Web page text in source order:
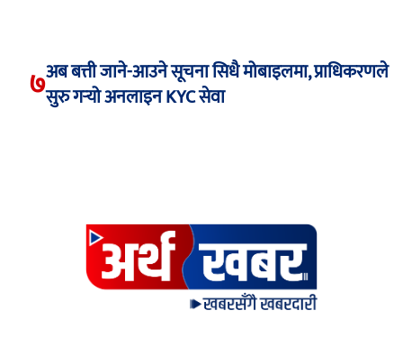
७अब बत्ती जाने-आउने सूचना सिधै मोबाइलमा, प्राधिकरणले
सुरु गर्‍यो अनलाइन KYC सेवा